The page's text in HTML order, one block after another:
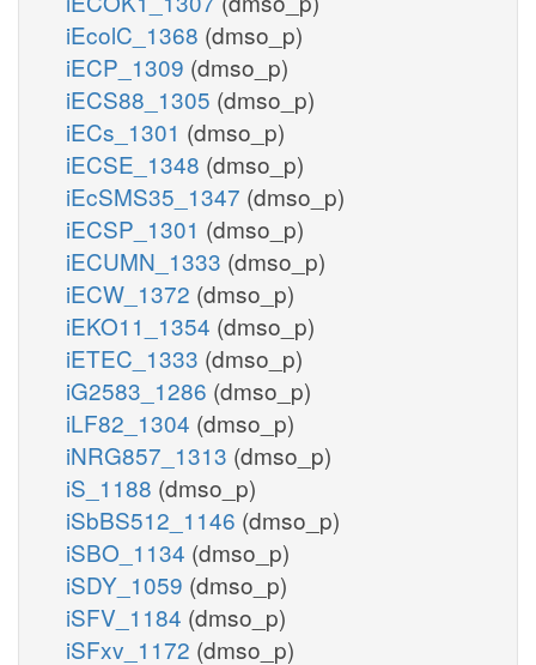
iEcolC_1368 (dmso_p)
iECP_1309 (dmso_p)
iECS88_1305 (dmso_p)
iECs_1301 (dmso_p)
iECSE_1348 (dmso_p)
iEcSMS35_1347 (dmso_p)
iECSP_1301 (dmso_p)
iECUMN_1333 (dmso_p)
iECW_1372 (dmso_p)
iEKO11_1354 (dmso_p)
iETEC_1333 (dmso_p)
iG2583_1286 (dmso_p)
iLF82_1304 (dmso_p)
iNRG857_1313 (dmso_p)
iS_1188 (dmso_p)
iSbBS512_1146 (dmso_p)
iSBO_1134 (dmso_p)
iSDY_1059 (dmso_p)
iSFV_1184 (dmso_p)
iSFxv_1172 (dmso_p)